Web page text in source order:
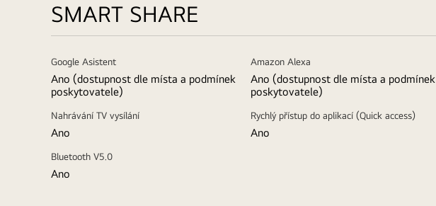
SMART SHARE
Google Asistent
Ano (dostupnost dle místa a podmínek
poskytovatele)
Amazon Alexa
Ano (dostupnost dle místa a podmínek
poskytovatele)
Nahrávání TV vysílání
Ano
Rychlý přístup do aplikací (Quick access)
Ano
Bluetooth V5.0
Ano